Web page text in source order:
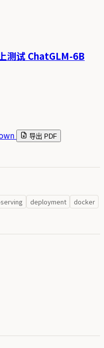
测试 ChatGLM-6B
导出 PDF
deployment
docker